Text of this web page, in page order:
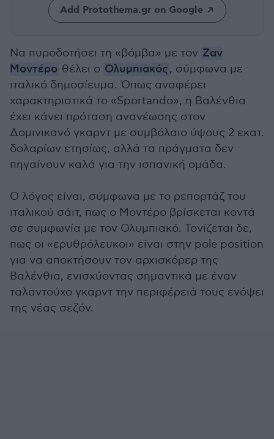
Add Protothema.gr on Google
Να πυροδοτήσει τη «βόμβα» με τον Ζαν
Μοντέρο θέλει ο Ολυμπιακός, σύμφωνα με
ιταλικό δημοσίευμα. Όπως αναφέρει
χαρακτηριστικά το «Sportando», η Βαλένθια
έχει κάνει πρόταση ανανέωσης στον
Δομινικανό γκαρντ με συμβόλαιο ύψους 2 εκατ.
δολαρίων ετησίως, αλλά τα πράγματα δεν
πηγαίνουν καλά για την ισπανική ομάδα.
Ο λόγος είναι, σύμφωνα με το ρεπορτάζ του
ιταλικού σάιτ, πως ο Μοντέρο βρίσκεται κοντά
σε συμφωνία με τον Ολυμπιακό. Τονίζεται δε,
πως οι «ερυθρόλευκοι» είναι στην pole position
για να αποκτήσουν τον αρχισκόρερ της
Βαλένθια, ενισχύοντας σημαντικά με έναν
ταλαντούχο γκαρντ την περιφέρειά τους ενόψει
της νέας σεζόν.